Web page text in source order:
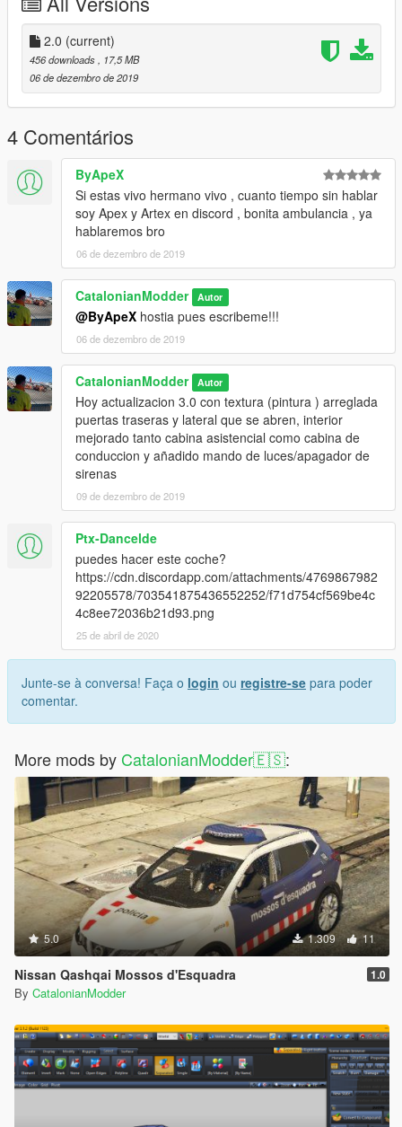
2.0 (current)
456 downloads
, 17,5 MB
06 de dezembro de 2019
4 Comentários
ByApeX
Si estas vivo hermano vivo , cuanto tiempo sin hablar
soy Apex y Artex en discord , bonita ambulancia , ya
hablaremos bro
06 de dezembro de 2019
CatalonianModder Autor
@ByApeX hostia pues escribeme!!!
06 de dezembro de 2019
CatalonianModder Autor
Hoy actualizacion 3.0 con textura (pintura ) arreglada
puertas traseras y lateral que se abren, interior
mejorado tanto cabina asistencial como cabina de
conduccion y añadido mando de luces/apagador de
sirenas
09 de dezembro de 2019
Ptx-Dancelde
puedes hacer este coche?
https://cdn.discordapp.com/attachments/4769867982
92205578/703541875436552252/f71d754cf569be4c
4c8ee72036b21d93.png
25 de abril de 2020
Junte-se à conversa! Faça o login ou registre-se para poder
comentar.
More mods by CatalonianModder🇪🇸:
5.0 1.309 11
Nissan Qashqai Mossos d'Esquadra 1.0
By CatalonianModder